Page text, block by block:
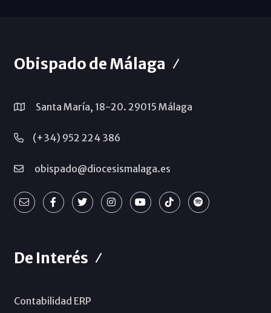
Obispado de Málaga
Santa María, 18-20. 29015 Málaga
(+34) 952 224 386
obispado@diocesismalaga.es
De Interés
Contabilidad ERP